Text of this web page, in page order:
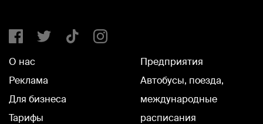
О нас
Реклама
Для бизнеса
Тарифы
Предприятия
Автобусы, поезда,
международные
расписания